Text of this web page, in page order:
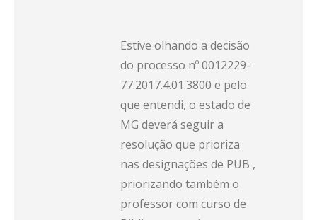
Estive olhando a decisão
do processo nº 0012229-
77.2017.4.01.3800 e pelo
que entendi, o estado de
MG deverá seguir a
resolução que prioriza
nas designações de PUB ,
priorizando também o
professor com curso de